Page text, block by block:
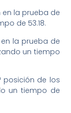
en la prueba de
de 53.18.
la prueba de
un tiempo
posición de los
un tiempo de